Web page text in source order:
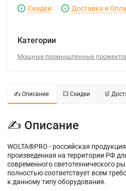
Скидки Доставка и
Категории
Мощные промышленные
✍ Описание 💥 Скидки 🛒
✍ Описание
WOLTA®PRO - российская
произведенная на территории РФ
современного светотехнического
полностью соответствует всем
к данному типу оборудования.